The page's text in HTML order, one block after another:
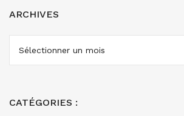
ARCHIVES
ARCHIVES
CATÉGORIES :